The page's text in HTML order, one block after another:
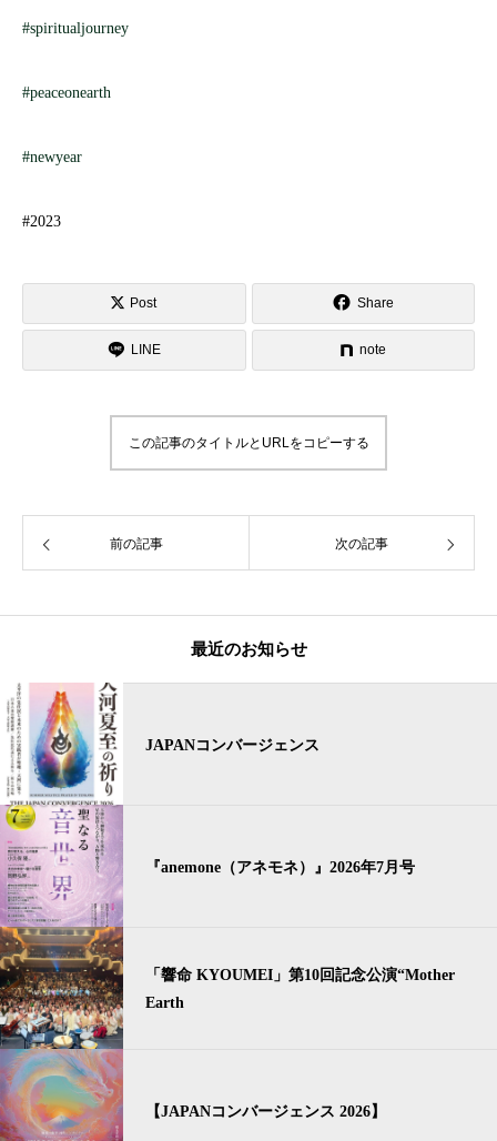
#spiritualjourney
#peaceonearth
#newyear
#2023
Post Share
LINE note
この記事のタイトルとURLをコピーする
前の記事 次の記事
最近のお知らせ
JAPANコンバージェンス
『anemone（アネモネ）』2026年7月号
「響命 KYOUMEI」第10回記念公演“Mother
Earth
【JAPANコンバージェンス 2026】